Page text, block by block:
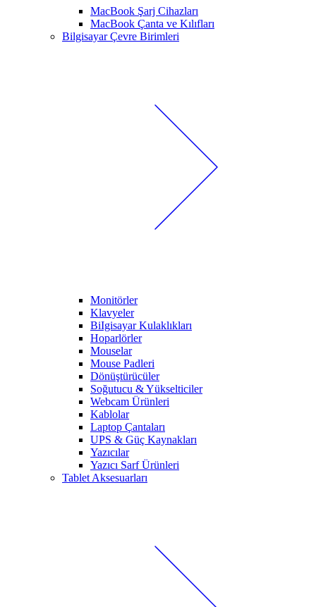
MacBook Şarj Cihazları
MacBook Çanta ve Kılıfları
Bilgisayar Çevre Birimleri
Monitörler
Klavyeler
BiIgisayar Kulaklıkları
Hoparlörler
Mouselar
Mouse Padleri
Dönüştürücüler
Soğutucu & Yükselticiler
Webcam Ürünleri
Kablolar
Laptop Çantaları
UPS & Güç Kaynakları
Yazıcılar
Yazıcı Sarf Ürünleri
Tablet Aksesuarları